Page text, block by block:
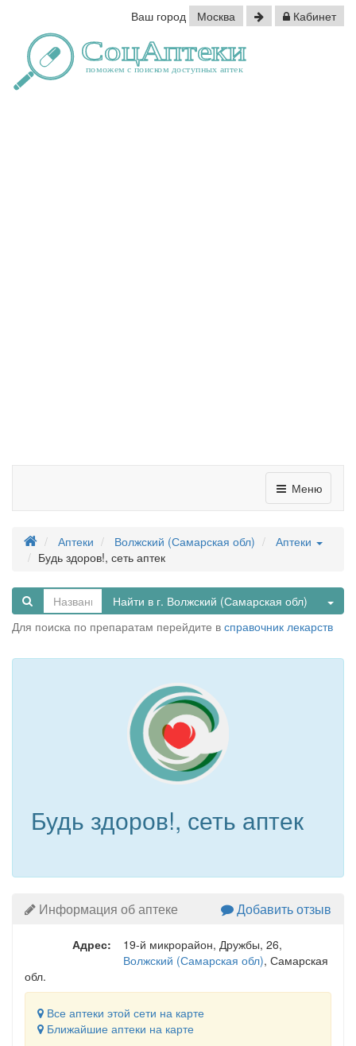
Ваш город Москва Кабинет
Меню
Аптеки Волжский (Самарская обл)
Аптеки
Будь здоров!, сеть аптек
Найти в г. Волжский (Самарская обл)
Для поиска по препаратам перейдите в справочник лекарств
Будь здоров!, сеть аптек
Информация об аптеке Добавить отзыв
Адрес: 19-й микрорайон, Дружбы, 26,
Волжский (Самарская обл), Самарская
обл.
Все аптеки этой сети на карте
Ближайшие аптеки на карте